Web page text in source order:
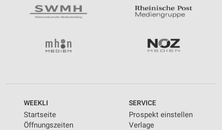
WEEKLI
Startseite
Öffnungszeiten
SERVICE
Prospekt einstellen
Verlage